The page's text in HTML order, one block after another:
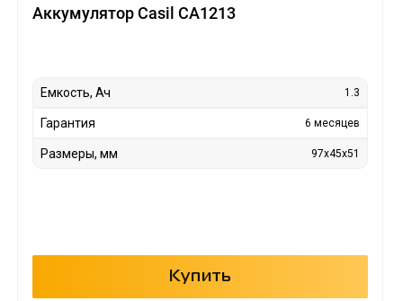
Аккумулятор Casil CA1213
Емкость, Ач 1.3
Гарантия 6 месяцев
Размеры, мм 97x45x51
Купить